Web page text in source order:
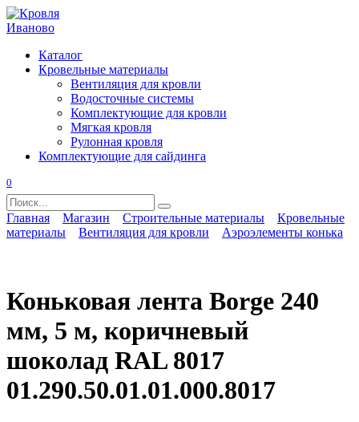
Перейти
к
Каталог
Кровельные материалы
Вентиляция для кровли
Водосточные системы
Комплектующие для кровли
Мягкая кровля
Рулонная кровля
Комплектующие для сайдинга
0
Search
for:
Главная Магазин Строительные материалы
Кровельные
материалы
Вентиляция для кровли Аэроэлементы конька
Коньковая лента Borge 240
мм, 5 м, коричневый
шоколад RAL 8017
01.290.50.01.01.000.8017